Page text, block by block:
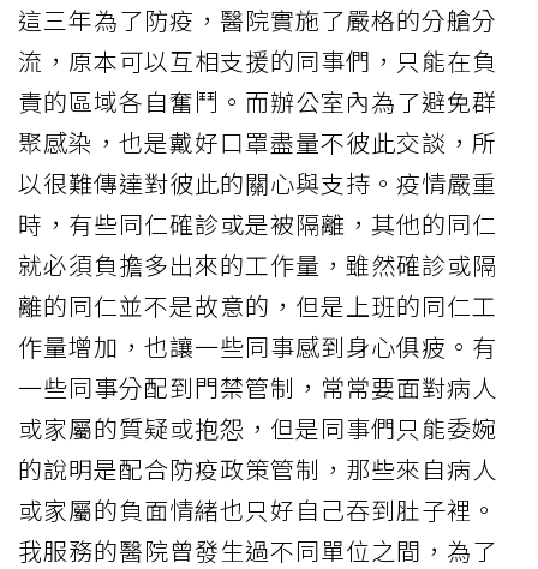
這三年為了防疫，醫院實施了嚴格的分艙分
流，原本可以互相支援的同事們，只能在負
責的區域各自奮鬥。而辦公室內為了避免群
聚感染，也是戴好口罩盡量不彼此交談，所
以很難傳達對彼此的關心與支持。疫情嚴重
時，有些同仁確診或是被隔離，其他的同仁
就必須負擔多出來的工作量，雖然確診或隔
離的同仁並不是故意的，但是上班的同仁工
作量增加，也讓一些同事感到身心俱疲。有
一些同事分配到門禁管制，常常要面對病人
或家屬的質疑或抱怨，但是同事們只能委婉
的說明是配合防疫政策管制，那些來自病人
或家屬的負面情緒也只好自己吞到肚子裡。
我服務的醫院曾發生過不同單位之間，為了